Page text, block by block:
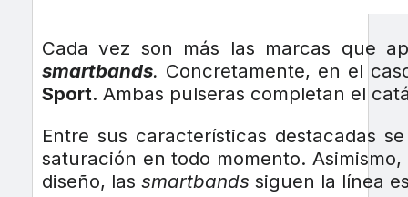
Cada vez son más las marcas que
smartbands. Concretamente, en el
Sport. Ambas pulseras completan el
Entre sus características destacadas
saturación en todo momento.
diseño, las smartbands siguen la línea